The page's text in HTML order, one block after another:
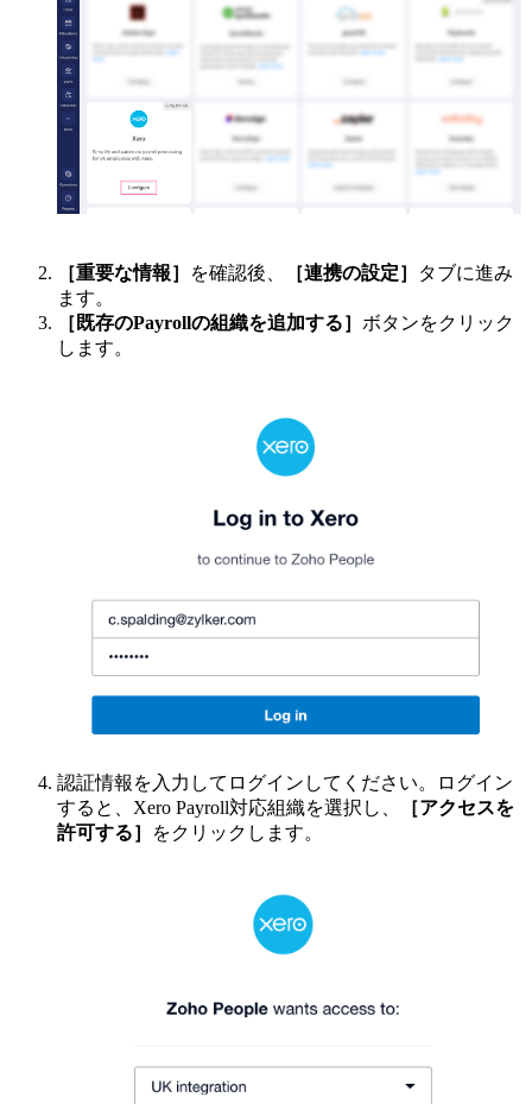
［重要な情報］ を確認後、 ［連携の設定］
タブに進み
ます。
［既存のPayrollの組織を追加する］ ボタンをクリック
します。
認証情報を入力してログインしてください。ログイン
すると、Xero Payroll対応組織を選択し、
［アクセスを
許可する］
をクリックします。